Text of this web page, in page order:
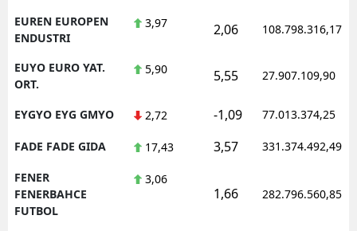
EUREN EUROPEN
ENDUSTRI
3,97 2,06 108.798.316,17
EUYO EURO YAT.
ORT.
5,90 5,55 27.907.109,90
EYGYO EYG GMYO 2,72 -1,09 77.013.374,25
FADE FADE GIDA 17,43 3,57 331.374.492,49
FENER
FENERBAHCE
FUTBOL
3,06
1,66 282.796.560,85